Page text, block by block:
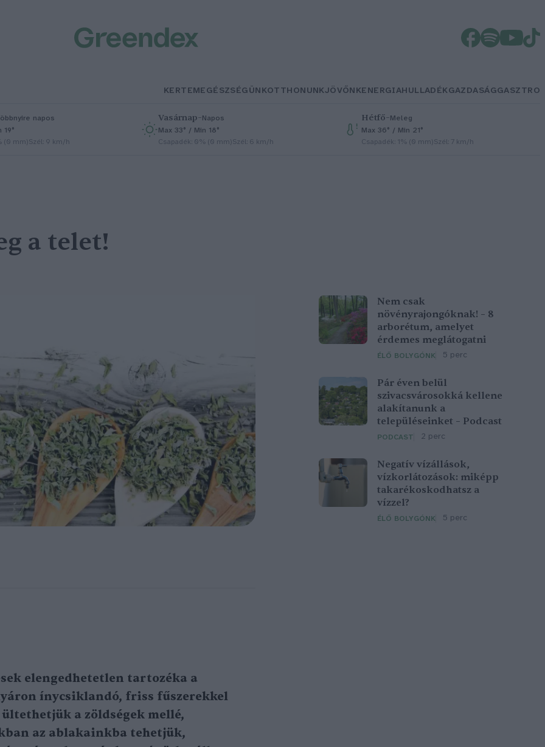
KERTEMEGÉSZSÉGÜNKOTTHONUNKJÖVŐNKENERGIAHULLADÉKGAZDASÁGGASZTRO
napos
19°
(0 mm)Szél: 9 km/h
Vasárnap–Napos
Max 33° / Min 18°
Csapadék: 0% (0 mm)Szél: 6 km/h
Hétfő–Meleg
Max 36° / Min 21°
Csapadék: 1% (0 mm)Szél: 7 km/h
Nem csak
növényrajongóknak! – 8
arborétum, amelyet
érdemes meglátogatni
ÉLŐ BOLYGÓNK 5 perc
Pár éven belül
szivacsvárosokká kellene
alakítanunk a
településeinket – Podcast
PODCAST 2 perc
Negatív vízállások,
vízkorlátozások: miképp
takarékoskodhatsz a
vízzel?
ÉLŐ BOLYGÓNK 5 perc
a telet!
elengedhetetlen tartozéka a
ínycsiklandó, friss fűszerekkel
a zöldségek mellé,
az ablakainkba tehetjük,